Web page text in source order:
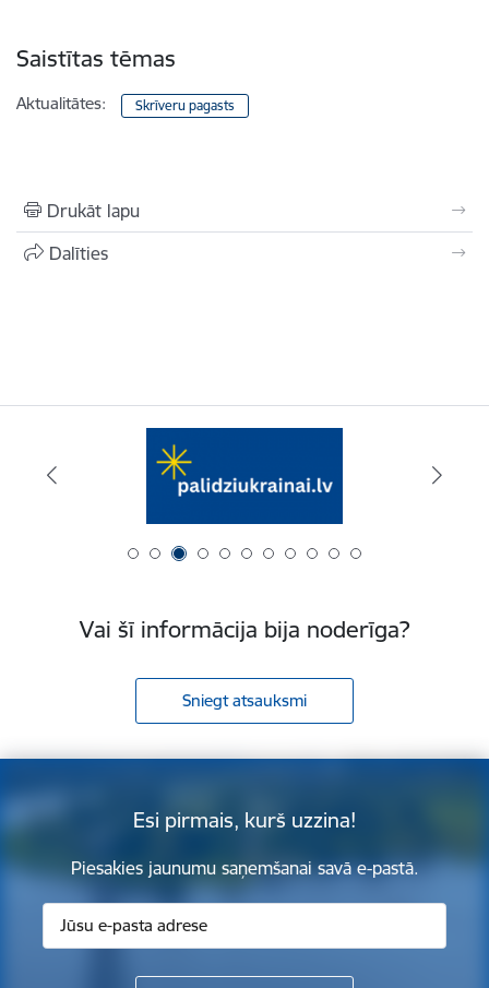
Saistītas tēmas
Aktualitātes: Skrīveru pagasts
Drukāt lapu
Dalīties
Vai šī informācija bija noderīga?
Sniegt atsauksmi
Esi pirmais, kurš uzzina!
Piesakies jaunumu saņemšanai savā e-pastā.